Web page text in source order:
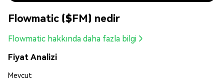
Flowmatic ($FM) nedir
Flowmatic hakkında daha fazla bilgi
Fiyat Analizi
Mevcut